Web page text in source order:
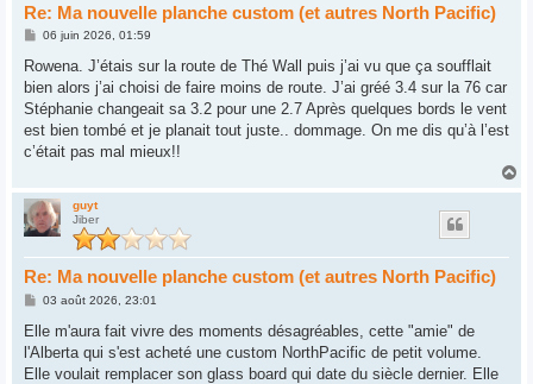
Re: Ma nouvelle planche custom (et autres North Pacific)
M
s
a
g
06 juin 2026, 01:59
Rowena. J’étais sur la route de Thé Wall puis j’ai vu que ça soufflait
bien alors j’ai choisi de faire moins de route. J’ai gréé 3.4 sur la 76 car
Stéphanie changeait sa 3.2 pour une 2.7 Après quelques bords le vent
est bien tombé et je planait tout juste.. dommage. On me dis qu’à l’est
c’était pas mal mieux!!
guyt
Jiber
Re: Ma nouvelle planche custom (et autres North Pacific)
M
s
a
g
03 août 2026, 23:01
Elle m'aura fait vivre des moments désagréables, cette "amie" de
l'Alberta qui s'est acheté une custom NorthPacific de petit volume.
Elle voulait remplacer son glass board qui date du siècle dernier. Elle